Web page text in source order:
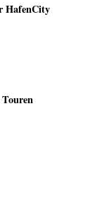
HafenCity